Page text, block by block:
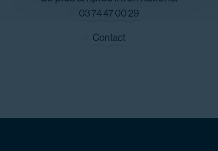
03 74 47 00 29
Contact